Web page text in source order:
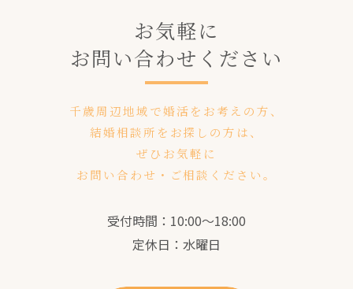
お気軽に
お問い合わせください
千歳周辺地域で婚活をお考えの方、
結婚相談所をお探しの方は、
ぜひお気軽に
お問い合わせ・ご相談ください。
受付時間：10:00～18:00
定休日：水曜日